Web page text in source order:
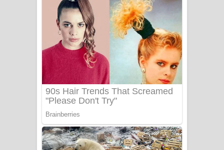
Benthara Palame Song Lyrics -
බෙන්තර පාලමේ ගීතයේ පද පෙළ
Sanda Babalena Song Lyrics - සඳ
බැබලෙන ගීතයේ පද පෙළ
Adare Wadi Nisa Song Lyrics - ආදරේ
වැඩි නිසා ගීතයේ පද පෙළ
UNUHUMA Song Lyrics - උණුහුම